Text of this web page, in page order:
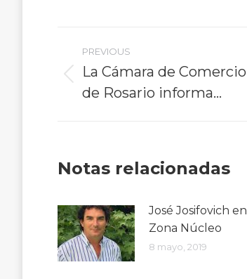
navigation
PREVIOUS
post:
La Cámara de
de Rosario informa…
Notas relacionadas
José Josifovich
Zona Núcleo
8 mayo, 2019